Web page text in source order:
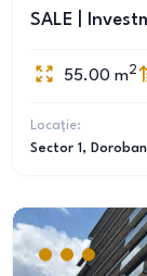
SALE |
55.00 m2
Locație:
Sector 1 ,